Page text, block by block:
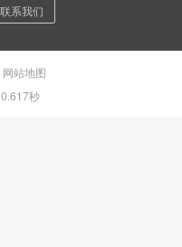
联系我们
网站地图
秒